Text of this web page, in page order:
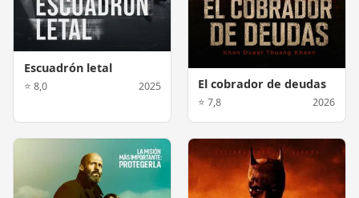
Escuadrón letal
⭐ 8,0 2025 El cobrador de deudas
⭐ 7,8 2026